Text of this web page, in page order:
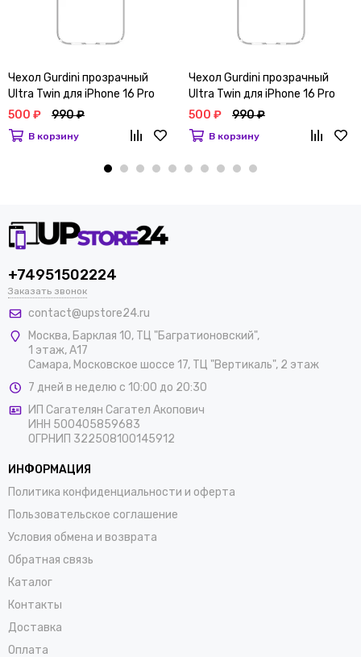
Чехол Gurdini прозрачный
Ultra Twin для iPhone 16 Pro
Max
500 ₽ 990 ₽
В корзину
Чехол Gurdini прозрачный
Ultra Twin для iPhone 16 Pro
500 ₽
990 ₽
В корзину
+74951502224
Заказать звонок
contact@upstore24.ru
Москва, Барклая 10, ТЦ "Багратионовский",
1 этаж, А17
Самара, Московское шоссе 17, ТЦ "Вертикаль", 2 этаж
7 дней в неделю с 10:00 до 20:30
ИП Сагателян Сагател Акопович
ИНН 500405859683
ОГРНИП 322508100145912
ИНФОРМАЦИЯ
Политика конфиденциальности и оферта
Пользовательское соглашение
Условия обмена и возврата
Обратная связь
Каталог
Контакты
Доставка
Оплата